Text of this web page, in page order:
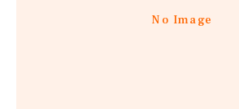
No Image